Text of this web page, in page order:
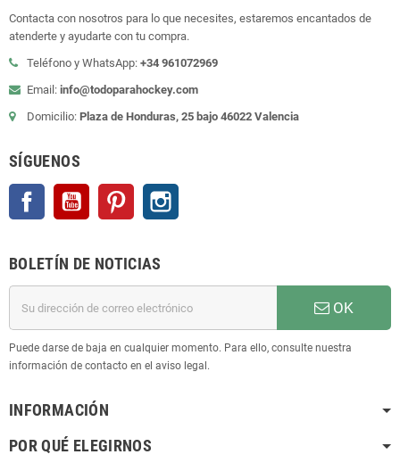
Contacta con nosotros para lo que necesites, estaremos encantados de
atenderte y ayudarte con tu compra.
Teléfono y WhatsApp: +34 961072969
Email: info@todoparahockey.com
Domicilio: Plaza de Honduras, 25 bajo 46022 Valencia
SÍGUENOS
Facebook YouTube Pinterest
BOLETÍN DE NOTICIAS
OK
Puede darse de baja en cualquier momento. Para ello, consulte nuestra
información de contacto en el aviso legal.
INFORMACIÓN
POR QUÉ ELEGIRNOS